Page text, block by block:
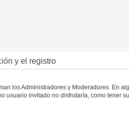
y el registro
los Administradores y Moderadores. En
usuario invitado no disfrutaría, como tener